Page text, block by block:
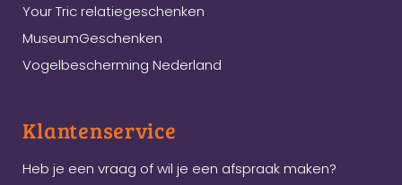
Your Tric relatiegeschenken
MuseumGeschenken
Vogelbescherming Nederland
Klantenservice
Heb je een vraag of wil je een afspraak maken?